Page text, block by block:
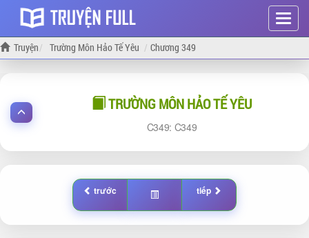
Hiện
menu
Truyện Trường Môn Hảo Tế Yêu Chương 349
TRƯỜNG MÔN HẢO TẾ YÊU
349: 349
trước tiếp